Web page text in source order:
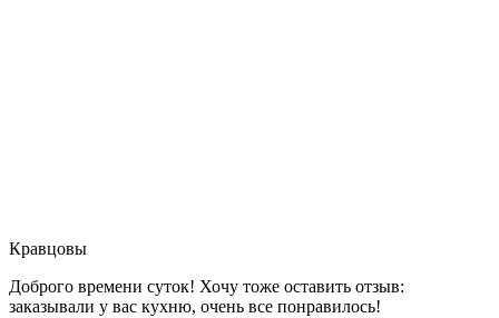
Кравцовы
Доброго времени суток! Хочу тоже оставить отзыв:
заказывали у вас кухню, очень все понравилось!